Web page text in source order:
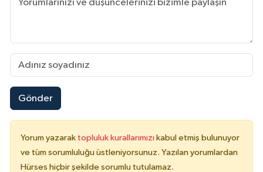
Gönder
Yorum yazarak topluluk kurallarımızı kabul etmiş bulunuyor
ve tüm sorumluluğu üstleniyorsunuz. Yazılan yorumlardan
Hürses hiçbir şekilde sorumlu tutulamaz.